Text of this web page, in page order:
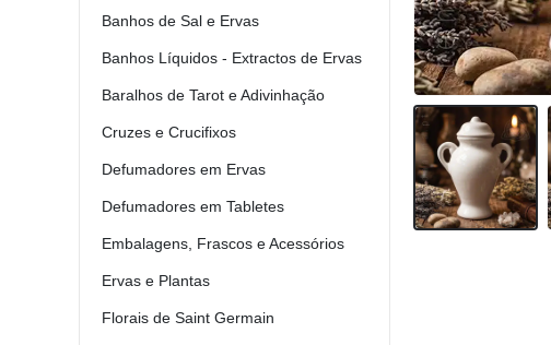
Banhos de Sal e Ervas
Banhos Líquidos - Extractos de Ervas
Baralhos de Tarot e Adivinhação
Cruzes e Crucifixos
Defumadores em Ervas
Defumadores em Tabletes
Embalagens, Frascos e Acessórios
Ervas e Plantas
Florais de Saint Germain